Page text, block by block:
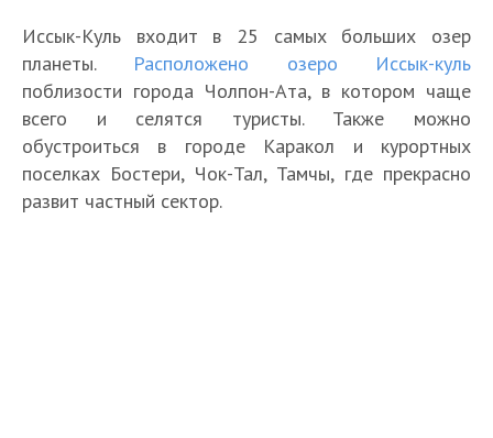
Иссык-Куль входит в 25 самых больших озер
планеты. Расположено озеро Иссык-куль
поблизости города Чолпон-Ата, в котором чаще
всего и селятся туристы. Также можно
обустроиться в городе Каракол и курортных
поселках Бостери, Чок-Тал, Тамчы, где прекрасно
развит частный сектор.